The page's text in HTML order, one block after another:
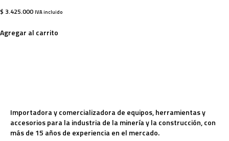
$ 3.425.000 IVA incluido
Agregar al carrito
Importadora y comercializadora de equipos, herramientas y
accesorios para la industria de la minería y la construcción, con
más de 15 años de experiencia en el mercado.